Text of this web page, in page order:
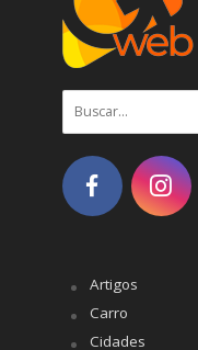
Artigos
Carro
Cidades